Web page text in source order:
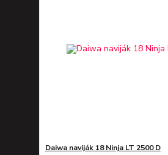
Daiwa naviják 18 Ninja LT 2500 D